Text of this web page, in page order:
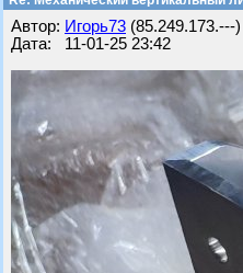
Автор: Игорь73 (85.249.173.---)
Дата: 11-01-25 23:42